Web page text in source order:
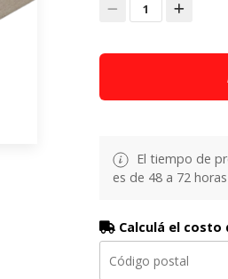
1
El tiempo de
es de 48 a 72
Calculá el costo